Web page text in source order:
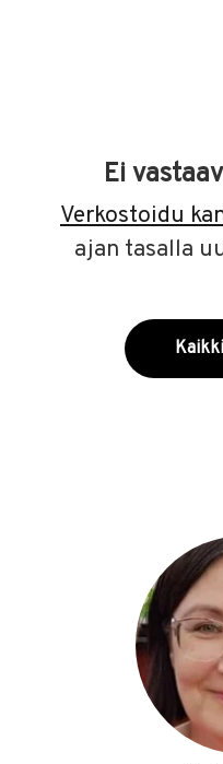
Ei
Verkostoidu
ajan tasalla